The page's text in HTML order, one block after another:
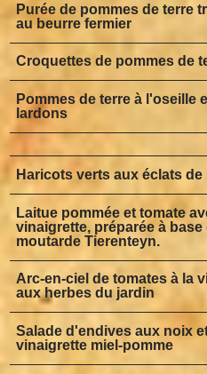
Purée de pommes de terre
au beurre fermier
Croquettes de pommes de
Pommes de terre à l'oseille
lardons
Haricots verts aux éclats de
Laitue pommée et tomate
vinaigrette, préparée à
moutarde Tierenteyn.
Arc-en-ciel de tomates à la
aux herbes du jardin
Salade d'endives aux noix
vinaigrette miel-pomme